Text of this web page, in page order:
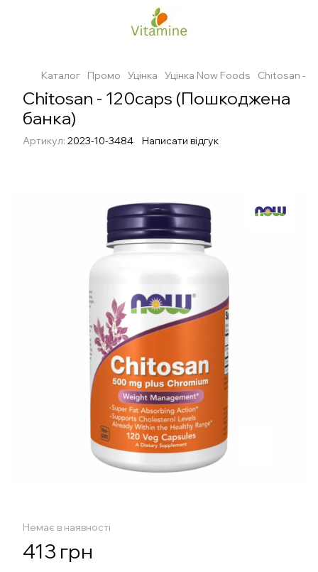
Каталог Промо Уцінка Уцінка Now Foods Chitosan -
Chitosan - 120caps (Пошкоджена
банка)
Артикул: 2023-10-3484 Написати відгук
Немає в наявності
413 грн